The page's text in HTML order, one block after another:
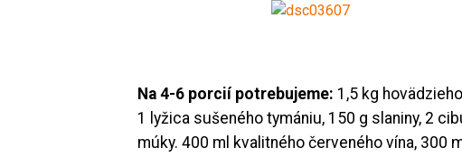
Na 4-6 porcií potrebujeme: 1,5 kg
1 lyžica sušeného tymániu, 150 g slaniny, 2
múky. 400 ml kvalitného červeného vína, 300